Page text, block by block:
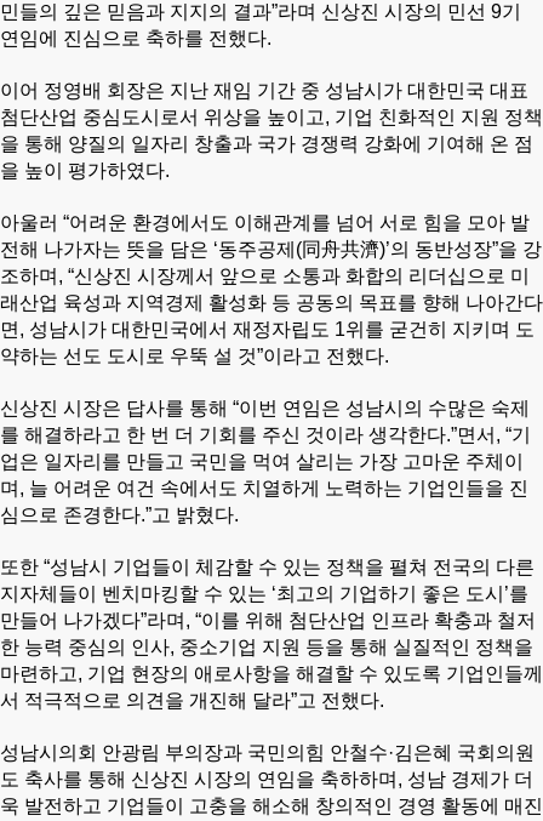
민들의 깊은 믿음과 지지의 결과”라며 신상진 시장의 민선 9기
연임에 진심으로 축하를 전했다.
이어 정영배 회장은 지난 재임 기간 중 성남시가 대한민국 대표
첨단산업 중심도시로서 위상을 높이고, 기업 친화적인 지원 정책
을 통해 양질의 일자리 창출과 국가 경쟁력 강화에 기여해 온 점
을 높이 평가하였다.
아울러 “어려운 환경에서도 이해관계를 넘어 서로 힘을 모아 발
전해 나가자는 뜻을 담은 ‘동주공제(同舟共濟)’의 동반성장”을 강
조하며, “신상진 시장께서 앞으로 소통과 화합의 리더십으로 미
래산업 육성과 지역경제 활성화 등 공동의 목표를 향해 나아간다
면, 성남시가 대한민국에서 재정자립도 1위를 굳건히 지키며 도
약하는 선도 도시로 우뚝 설 것”이라고 전했다.
신상진 시장은 답사를 통해 “이번 연임은 성남시의 수많은 숙제
를 해결하라고 한 번 더 기회를 주신 것이라 생각한다.”면서, “기
업은 일자리를 만들고 국민을 먹여 살리는 가장 고마운 주체이
며, 늘 어려운 여건 속에서도 치열하게 노력하는 기업인들을 진
심으로 존경한다.”고 밝혔다.
또한 “성남시 기업들이 체감할 수 있는 정책을 펼쳐 전국의 다른
지자체들이 벤치마킹할 수 있는 ‘최고의 기업하기 좋은 도시’를
만들어 나가겠다”라며, “이를 위해 첨단산업 인프라 확충과 철저
한 능력 중심의 인사, 중소기업 지원 등을 통해 실질적인 정책을
마련하고, 기업 현장의 애로사항을 해결할 수 있도록 기업인들께
서 적극적으로 의견을 개진해 달라”고 전했다.
성남시의회 안광림 부의장과 국민의힘 안철수·김은혜 국회의원
도 축사를 통해 신상진 시장의 연임을 축하하며, 성남 경제가 더
욱 발전하고 기업들이 고충을 해소해 창의적인 경영 활동에 매진